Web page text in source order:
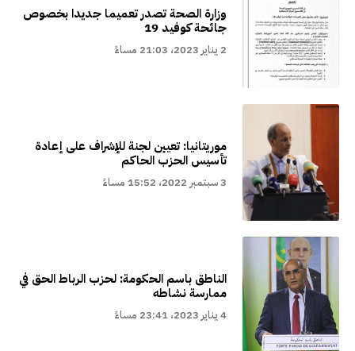
وزارة الصحة تصدر تعميما جديدا بخصوص
جائحة كوفيد 19
2 يناير 2023، 21:03 مساءً
موريتانيا: تعيين لجنة للإشراف على إعادة
تأسيس الحزب الحاكم
3 سبتمبر 2022، 15:52 مساءً
الناطق باسم الحكومة: لحزب الرباط الحق في
ممارسة نشاطه
4 يناير 2023، 23:41 مساءً